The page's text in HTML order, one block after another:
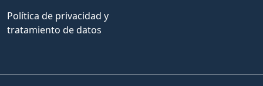
Política de privacidad y
tratamiento de datos